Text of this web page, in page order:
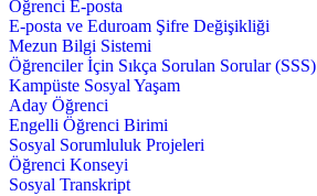
Öğrenci E-posta
E-posta ve Eduroam Şifre Değişikliği
Mezun Bilgi Sistemi
Öğrenciler İçin Sıkça Sorulan Sorular (SSS)
Kampüste Sosyal Yaşam
Aday Öğrenci
Engelli Öğrenci Birimi
Sosyal Sorumluluk Projeleri
Öğrenci Konseyi
Sosyal Transkript